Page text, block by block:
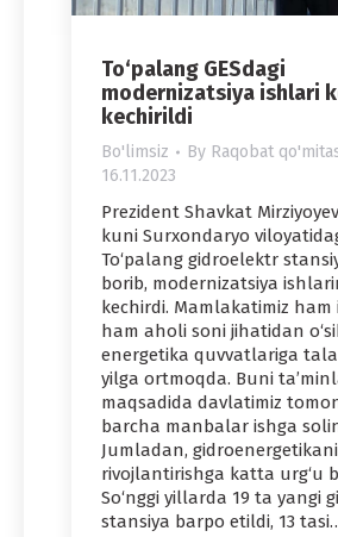
To‘palang GESdagi
modernizatsiya ishlari
kechirildi
Bo'limsiz By Raqobat
16.11.2023
Prezident Shavkat
kuni Surxondaryo
To‘palang gidroelektr
borib, modernizatsiya
kechirdi. Mamlakatimiz ham
ham aholi soni jihatidan
energetika quvvatlariga
yilga ortmoqda. Buni
maqsadida davlatimiz
barcha manbalar ishga
Jumladan, gidroenergetikani
rivojlantirishga katta urg‘u
So‘nggi yillarda 19 ta yangi
stansiya barpo etildi, 13